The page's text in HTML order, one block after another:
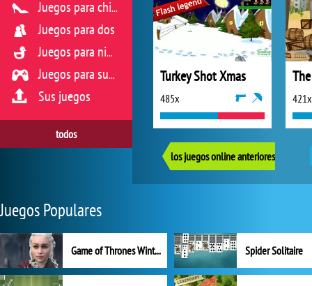
Turkey Shot Xmas
485x 421x
los juegos online anteriores
Juegos para chicas
Juegos para dos
Juegos para niños
Juegos para sus reflejos
Sus juegos
todos
Juegos Populares
Game of Thrones Winter is Coming Spider Solitaire